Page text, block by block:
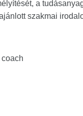
a
szakmai